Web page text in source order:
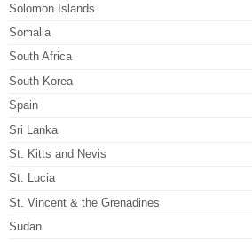
Solomon Islands
Somalia
South Africa
South Korea
Spain
Sri Lanka
St. Kitts and Nevis
St. Lucia
St. Vincent & the Grenadines
Sudan